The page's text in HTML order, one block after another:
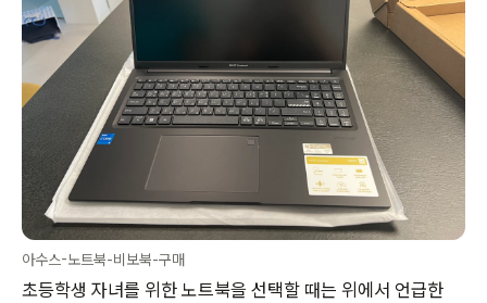
아수스-노트북-비보북-구매
초등학생 자녀를 위한 노트북을 선택할 때는 위에서 언급한